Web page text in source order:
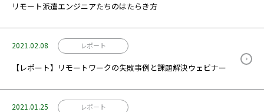
リモート派遣エンジニアたちのはたらき方
2021.02.08 レポート
【レポート】リモートワークの失敗事例と課題解決ウェビナー
2021.01.25 レポート